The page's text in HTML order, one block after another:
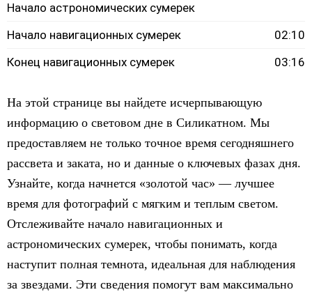
Начало астрономических сумерек
Начало навигационных сумерек
02:10
Конец навигационных сумерек
03:16
На этой странице вы найдете исчерпывающую
информацию о световом дне в Силикатном. Мы
предоставляем не только точное время сегодняшнего
рассвета и заката, но и данные о ключевых фазах дня.
Узнайте, когда начнется «золотой час» — лучшее
время для фотографий с мягким и теплым светом.
Отслеживайте начало навигационных и
астрономических сумерек, чтобы понимать, когда
наступит полная темнота, идеальная для наблюдения
за звездами. Эти сведения помогут вам максимально